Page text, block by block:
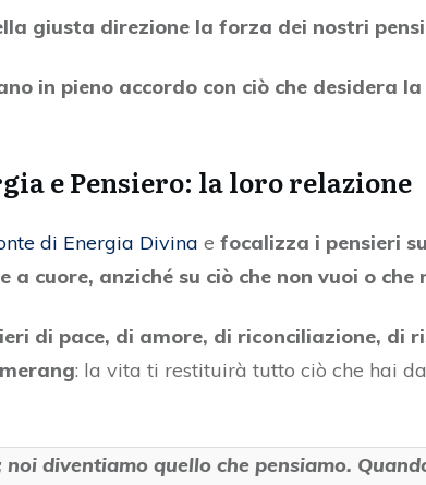
giusta direzione la forza dei nostri
in pieno accordo con ciò che desidera
e Pensiero: la loro relazione
di Energia Divina e focalizza i pensieri
cuore, anziché su ciò che non vuoi o che
di pace, di amore, di riconciliazione, di
: la vita ti restituirà tutto ciò che hai
diventiamo quello che pensiamo.